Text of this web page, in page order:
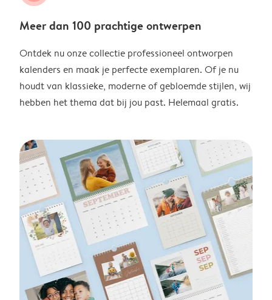
Meer dan 100 prachtige ontwerpen
Ontdek nu onze collectie professioneel ontworpen
kalenders en maak je perfecte exemplaren. Of je nu
houdt van klassieke, moderne of gebloemde stijlen, wij
hebben het thema dat bij jou past. Helemaal gratis.